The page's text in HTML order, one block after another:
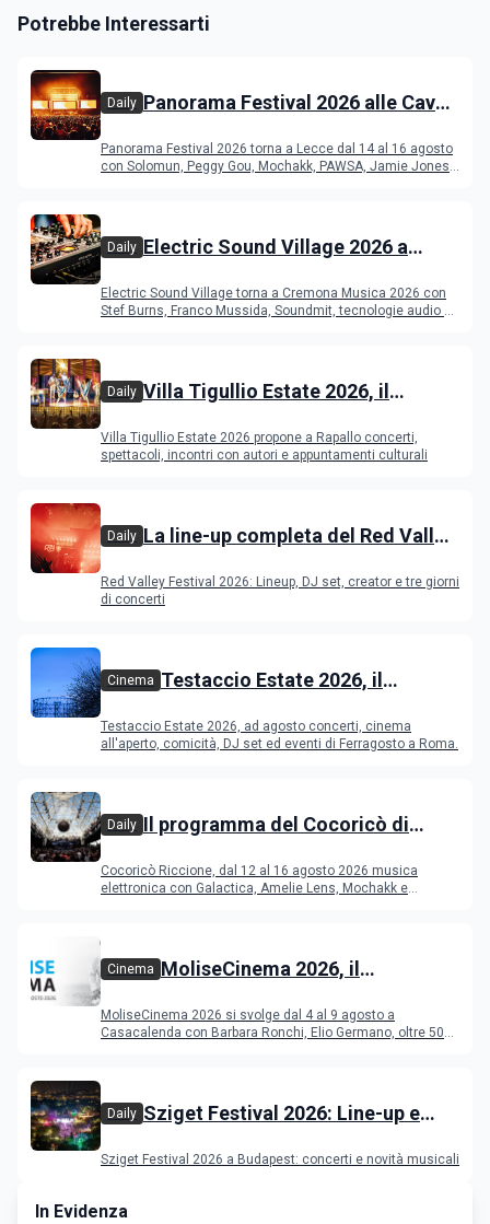
Potrebbe Interessarti
Daily Panorama Festival 2026 alle Cave
programma
Panorama Festival 2026 torna a Lecce dal 14 al 16 agosto
con Solomun, Peggy Gou, Mochakk, PAWSA, Jamie Jones
Daily Electric Sound Village 2026 a
Young Band Contest, il programma
Electric Sound Village torna a Cremona Musica 2026 con
Stef Burns, Franco Mussida, Soundmit, tecnologie audio e
Daily Villa Tigullio Estate 2026, il
Villa Tigullio Estate 2026 propone a Rapallo concerti,
spettacoli, incontri con autori e appuntamenti culturali
Daily La line-up completa del Red Valley
Red Valley Festival 2026: Lineup, DJ set, creator e tre giorni
di concerti
Cinema Testaccio Estate 2026, il
Ferragosto
Testaccio Estate 2026, ad agosto concerti, cinema
all'aperto, comicità, DJ set ed eventi di Ferragosto a Roma.
Daily Il programma del Cocoricò di
Cocoricò Riccione, dal 12 al 16 agosto 2026 musica
elettronica con Galactica, Amelie Lens, Mochakk e
Cinema MoliseCinema 2026, il
MoliseCinema 2026 si svolge dal 4 al 9 agosto a
Casacalenda con Barbara Ronchi, Elio Germano, oltre 50
Daily Sziget Festival 2026: Line-up e
Sziget Festival 2026 a Budapest: concerti e novità musicali
In Evidenza